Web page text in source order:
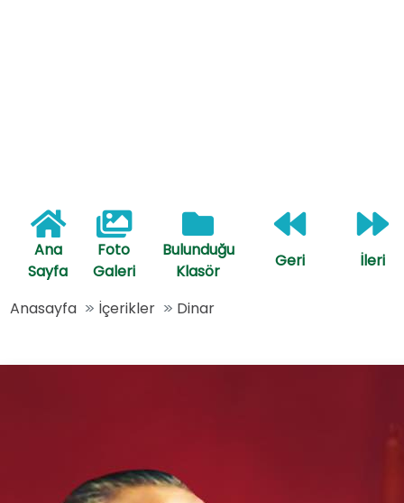
Ana
Sayfa
Foto
Galeri
Bulunduğu
Klasör
Geri İleri
Anasayfa İçerikler Dinar